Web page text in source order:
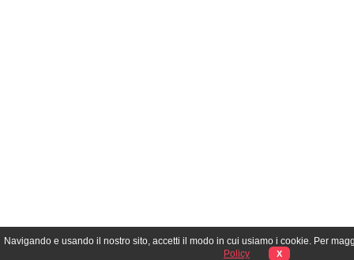
Navigando e usando il nostro sito, accetti il modo in cui usiamo i cookie. Per
Policy
X